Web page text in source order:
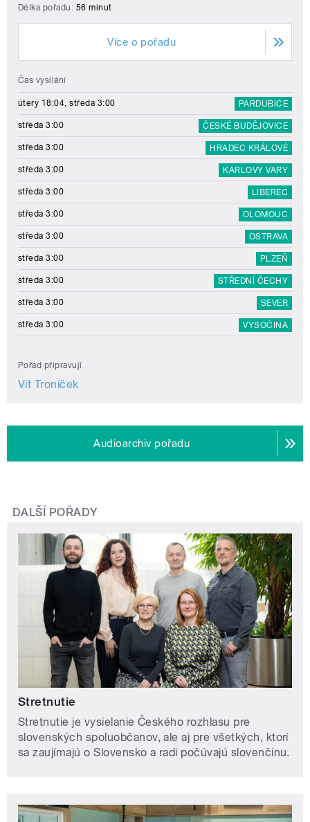
Délka pořadu: 56 minut
Více o pořadu
Čas vysílání
úterý 18:04, středa 3:00 PARDUBICE
středa 3:00 ČESKÉ BUDĚJOVICE
středa 3:00 HRADEC KRÁLOVÉ
středa 3:00 KARLOVY VARY
středa 3:00 LIBEREC
středa 3:00 OLOMOUC
středa 3:00 OSTRAVA
středa 3:00 PLZEŇ
středa 3:00 STŘEDNÍ ČECHY
středa 3:00 SEVER
středa 3:00 VYSOČINA
Pořad připravují
Vít Troníček
Audioarchiv pořadu
DALŠÍ POŘADY
Stretnutie
Stretnutie je vysielanie Českého rozhlasu pre
slovenských spoluobčanov, ale aj pre všetkých, ktorí
sa zaujímajú o Slovensko a radi počúvajú slovenčinu.